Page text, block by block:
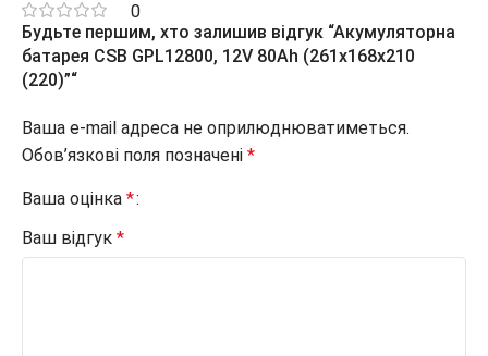
0
Будьте першим, хто залишив відгук “Акумуляторна
батарея CSB GPL12800, 12V 80Ah (261х168х210
(220)”“
Ваша e-mail адреса не оприлюднюватиметься.
Обов’язкові поля позначені *
Ваша оцінка *
Ваш відгук *